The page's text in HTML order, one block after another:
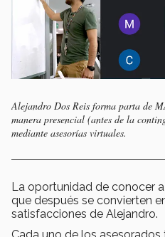
Alejandro Dos Reis forma parta de
manera presencial (antes de la
mediante asesorías virtuales.
La oportunidad de conocer
que después se convierten
satisfacciones de Alejandro.